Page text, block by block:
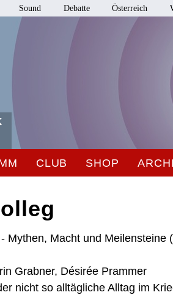
Sound Debatte Österreich
CLUB SHOP
Mythen, Macht und Meilensteine
Grabner, Désirée Prammer
nicht so alltägliche Alltag im